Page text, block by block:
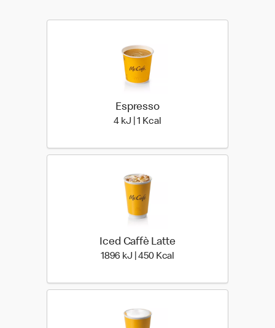
Espresso
4 kJ | 1 Kcal
Iced Caffè Latte
1896 kJ | 450 Kcal